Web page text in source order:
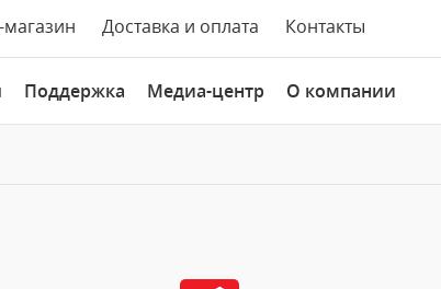
Доставка и оплата Контакты
Поддержка Медиа-центр О компании